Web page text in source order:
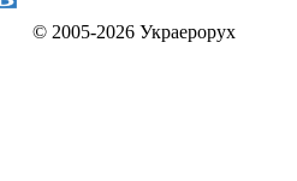
© 2005-2026 Украерорух